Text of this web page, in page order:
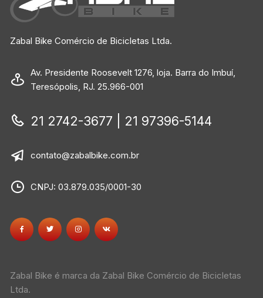
Zabal Bike Comércio de Bicicletas Ltda.
Av. Presidente Roosevelt 1276, loja. Barra do Imbuí,
Teresópolis, RJ. 25.966-001
21 2742-3677 | 21 97396-5144
contato@zabalbike.com.br
CNPJ: 03.879.035/0001-30
Zabal Bike é marca da Zabal Bike Comércio de Bicicletas
Ltda.